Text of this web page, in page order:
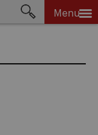
Menu